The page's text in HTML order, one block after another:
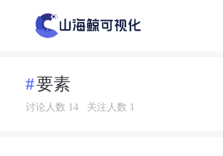
要素
讨论人数 14 关注人数 1